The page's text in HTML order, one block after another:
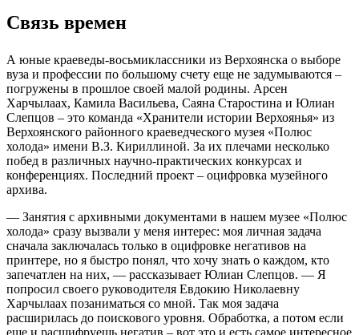
Связь времен
А юные краеведы-восьмиклассники из Верхоянска о выборе
вуза и профессии по большому счету еще не задумываются –
погружены в прошлое своей малой родины. Арсен
Харчылаах, Камила Васильева, Саяна Старостина и Юлиан
Слепцов – это команда «Хранители истории Верхоянья» из
Верхоянского районного краеведческого музея «Полюс
холода» имени В.З. Кириллиной. За их плечами несколько
побед в различных научно-практических конкурсах и
конференциях. Последний проект – оцифровка музейного
архива.
— Занятия с архивными документами в нашем музее «Полюс
холода» сразу вызвали у меня интерес: моя личная задача
сначала заключалась только в оцифровке негативов на
принтере, но я быстро понял, что хочу знать о каждом, кто
запечатлен на них, — рассказывает Юлиан Слепцов. — Я
попросил своего руководителя Евдокию Николаевну
Харчылаах позаниматься со мной. Так моя задача
расширилась до поискового уровня. Обработка, а потом если
еще и расшифруешь негатив – вот это и есть самое интересное